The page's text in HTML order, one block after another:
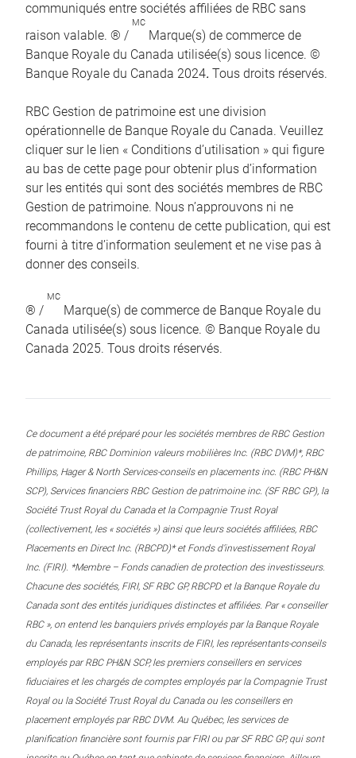
communiqués entre sociétés affiliées de RBC sans
raison valable. ® /
MC
Marque(s) de commerce de
Banque Royale du Canada utilisée(s) sous licence. ©
Banque Royale du Canada 2024. Tous droits réservés.
RBC Gestion de patrimoine est une division
opérationnelle de Banque Royale du Canada. Veuillez
cliquer sur le lien « Conditions d’utilisation » qui figure
au bas de cette page pour obtenir plus d’information
sur les entités qui sont des sociétés membres de RBC
Gestion de patrimoine. Nous n’approuvons ni ne
recommandons le contenu de cette publication, qui est
fourni à titre d’information seulement et ne vise pas à
donner des conseils.
® /
MC
Marque(s) de commerce de Banque Royale du
Canada utilisée(s) sous licence. © Banque Royale du
Canada 2025. Tous droits réservés.
Ce document a été préparé pour les sociétés membres de RBC Gestion
de patrimoine, RBC Dominion valeurs mobilières Inc. (RBC DVM)*, RBC
Phillips, Hager & North Services-conseils en placements inc. (RBC PH&N
SCP), Services financiers RBC Gestion de patrimoine inc. (SF RBC GP), la
Société Trust Royal du Canada et la Compagnie Trust Royal
(collectivement, les « sociétés ») ainsi que leurs sociétés affiliées, RBC
Placements en Direct Inc. (RBCPD)* et Fonds d’investissement Royal
Inc. (FIRI). *Membre – Fonds canadien de protection des investisseurs.
Chacune des sociétés, FIRI, SF RBC GP, RBCPD et la Banque Royale du
Canada sont des entités juridiques distinctes et affiliées. Par « conseiller
RBC », on entend les banquiers privés employés par la Banque Royale
du Canada, les représentants inscrits de FIRI, les représentants-conseils
employés par RBC PH&N SCP, les premiers conseillers en services
fiduciaires et les chargés de comptes employés par la Compagnie Trust
Royal ou la Société Trust Royal du Canada ou les conseillers en
placement employés par RBC DVM. Au Québec, les services de
planification financière sont fournis par FIRI ou par SF RBC GP, qui sont